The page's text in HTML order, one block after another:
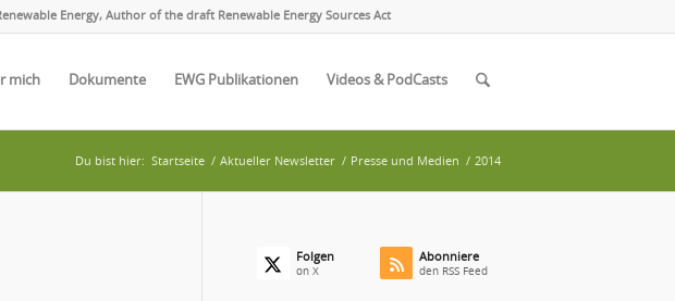
Energy, Author of the draft Renewable Energy Sources Act
mich Dokumente EWG Publikationen Videos & PodCasts
Du bist hier: Startseite / Aktueller Newsletter / Presse und Medien / 2014
Folgen
on X
Abonniere
den RSS Feed